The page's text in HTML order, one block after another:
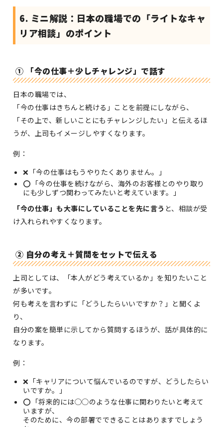
6. ミニ解説：日本の職場での「ライトなキャ
リア相談」のポイント
① 「今の仕事＋少しチャレンジ」で話す
日本の職場では、
「今の仕事はきちんと続ける」ことを前提にしながら、
「その上で、新しいことにもチャレンジしたい」と伝えるほ
うが、上司もイメージしやすくなります。
例：
❌「今の仕事はもうやりたくありません。」
⭕「今の仕事を続けながら、海外のお客様とのやり取り
にも少しずつ関わってみたいと考えています。」
「今の仕事」も大事にしていることを先に言う と、相談が受
け入れられやすくなります。
② 自分の考え＋質問をセットで伝える
上司としては、「本人がどう考えているか」を知りたいこと
が多いです。
何も考えを言わずに「どうしたらいいですか？」と聞くよ
り、
自分の案を簡単に示してから質問するほうが、話が具体的に
なります。
例：
❌「キャリアについて悩んでいるのですが、どうしたらい
いですか。」
⭕「将来的には◯◯のような仕事に関わりたいと考えて
いますが、
そのために、今の部署でできることはありますでしょう